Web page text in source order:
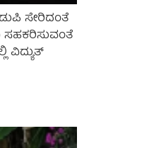
ಸೇರಿದಂತೆ
ಸಹಕರಿಸುವಂತೆ
ವಿದ್ಯುತ್